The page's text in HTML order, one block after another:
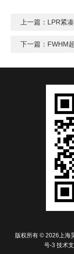
上一篇： LPR紧
下一篇： FWHM
版权所有 © 2026上海
号-3 技术支